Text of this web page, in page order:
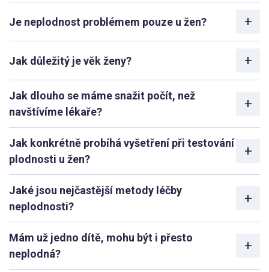
Je neplodnost problémem pouze u žen?
Jak důležitý je věk ženy?
Jak dlouho se máme snažit počít, než
navštívíme lékaře?
Jak konkrétně probíhá vyšetření při testování
plodnosti u žen?
Jaké jsou nejčastější metody léčby
neplodnosti?
Mám už jedno dítě, mohu být i přesto
neplodná?